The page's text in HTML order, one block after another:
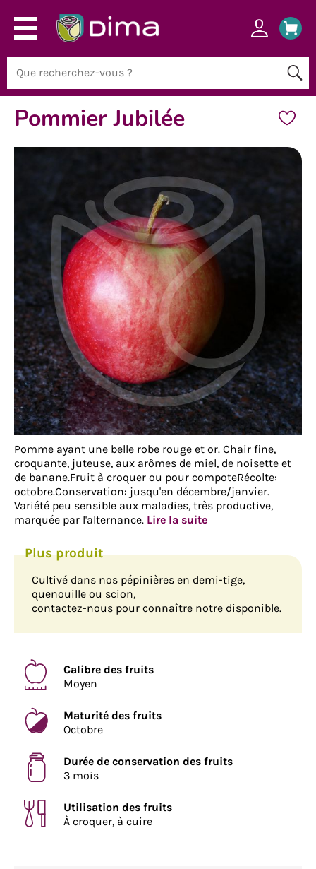
Pommier Jubilée
Pomme ayant une belle robe rouge et or. Chair fine,
croquante, juteuse, aux arômes de miel, de noisette et
de banane.Fruit à croquer ou pour compoteRécolte:
octobre.Conservation: jusqu'en décembre/janvier.
Variété peu sensible aux maladies, très productive,
marquée par l'alternance. Lire la suite
Cultivé dans nos pépinières en demi-tige,
quenouille ou scion,
contactez-nous pour connaître notre disponible.
Calibre des fruits
Moyen
Maturité des fruits
Octobre
Durée de conservation des fruits
3 mois
Utilisation des fruits
À croquer, à cuire